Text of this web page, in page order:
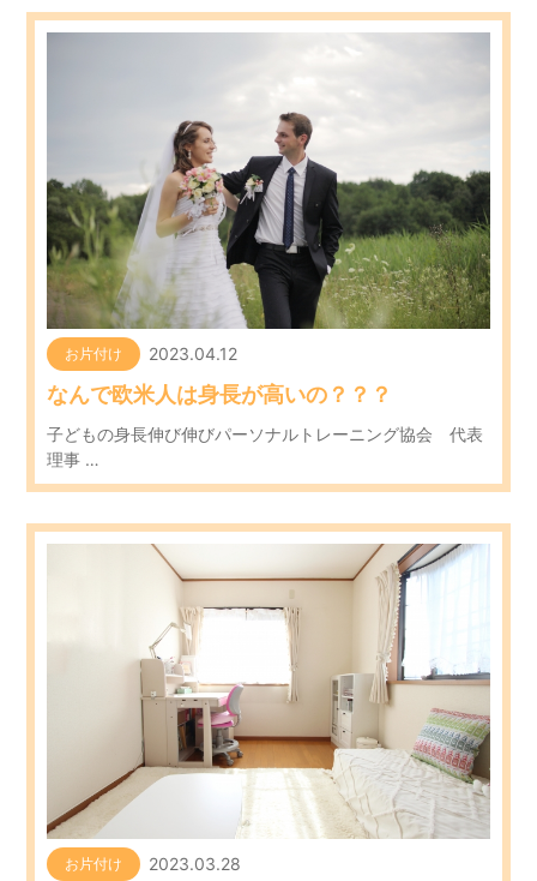
お片付け 2023.04.12
なんで欧米人は身長が高いの？？？
子どもの身長伸び伸びパーソナルトレーニング協会 代表
理事 …
お片付け 2023.03.28